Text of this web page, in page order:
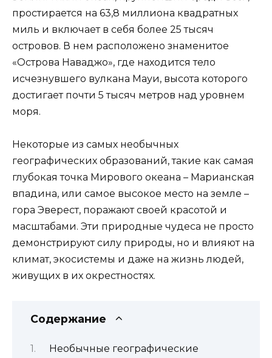
простирается на 63,8 миллиона квадратных
миль и включает в себя более 25 тысяч
островов. В нем расположено знаменитое
«Острова Наваджо», где находится тело
исчезнувшего вулкана Мауи, высота которого
достигает почти 5 тысяч метров над уровнем
моря.
Некоторые из самых необычных
географических образований, такие как самая
глубокая точка Мирового океана – Марианская
впадина, или самое высокое место на земле –
гора Эверест, поражают своей красотой и
масштабами. Эти природные чудеса не просто
демонстрируют силу природы, но и влияют на
климат, экосистемы и даже на жизнь людей,
живущих в их окрестностях.
Содержание
Необычные географические